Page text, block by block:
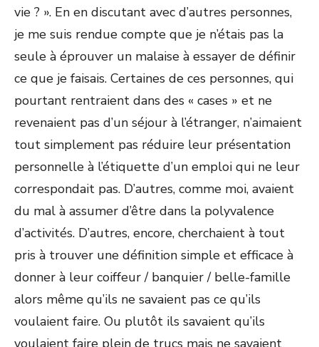
vie ? ». En en discutant avec d’autres personnes,
je me suis rendue compte que je n’étais pas la
seule à éprouver un malaise à essayer de définir
ce que je faisais. Certaines de ces personnes, qui
pourtant rentraient dans des « cases » et ne
revenaient pas d’un séjour à l’étranger, n’aimaient
tout simplement pas réduire leur présentation
personnelle à l’étiquette d’un emploi qui ne leur
correspondait pas. D’autres, comme moi, avaient
du mal à assumer d’être dans la polyvalence
d’activités. D’autres, encore, cherchaient à tout
pris à trouver une définition simple et efficace à
donner à leur coiffeur / banquier / belle-famille
alors même qu’ils ne savaient pas ce qu’ils
voulaient faire. Ou plutôt ils savaient qu’ils